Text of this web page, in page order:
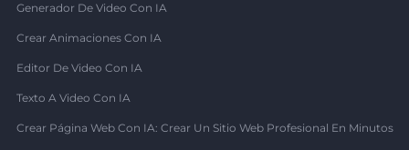
Generador De Video Con IA
Crear Animaciones Con IA
Editor De Video Con IA
Texto A Video Con IA
Crear Página Web Con IA: Crear Un Sitio Web Profesional En Minutos